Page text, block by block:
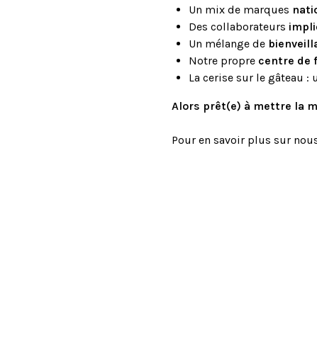
Un mix de marques
Des collaborateurs
Un mélange de
Notre propre centre de
La cerise sur le gâteau :
Alors prêt(e) à mettre la
Pour en savoir plus sur